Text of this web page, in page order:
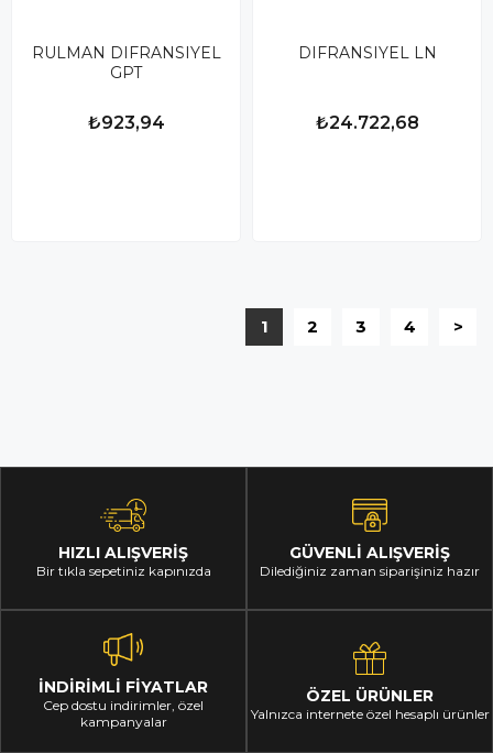
RULMAN DIFRANSIYEL
GPT
₺923,94
DIFRANSIYEL LN
₺24.722,68
1 2 3 4 >
HIZLI ALIŞVERİŞ
Bir tıkla sepetiniz kapınızda
GÜVENLİ ALIŞVERİŞ
Dilediğiniz zaman siparişiniz hazır
İNDİRİMLİ FİYATLAR
Cep dostu indirimler, özel
kampanyalar
ÖZEL ÜRÜNLER
Yalnızca internete özel hesaplı ürünler